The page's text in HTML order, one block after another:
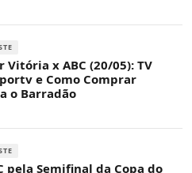
Vitória x ABC (20/05): TV
e Como Comprar
o Barradão
pela Semifinal da Copa do